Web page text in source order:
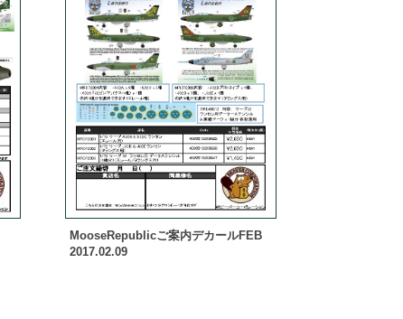
MooseRepublicご案内デカールFEB
2017.02.09